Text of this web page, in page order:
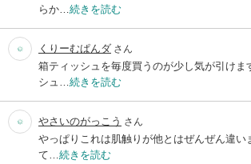
らか… 続きを読む
くりーむぱんダ さん
箱ティッシュを毎度買うのが少し気が引けま
シュ… 続きを読む
やさいのがっこう さん
やっぱりこれは肌触りが他とはぜんぜん違い
て… 続きを読む